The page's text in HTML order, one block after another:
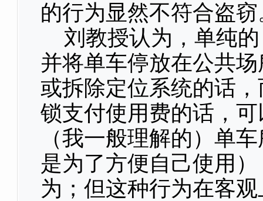
的行为显然不符合盗窃
刘教授认为，单纯的
并将单车停放在公共
或拆除定位系统的话
锁支付使用费的话，
（我一般理解的）单
是为了方便自己使用
为；但这种行为在客